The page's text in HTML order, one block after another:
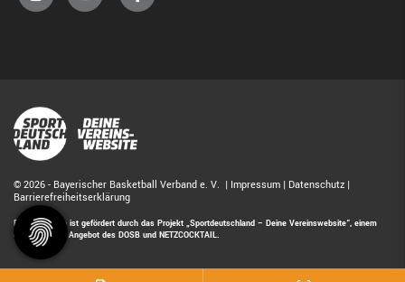
© 2026 - Bayerischer Basketball Verband e. V. | Impressum | Datenschutz |
Barrierefreiheitserklärung
Diese Website ist gefördert durch das Projekt „Sportdeutschland – Deine Vereinswebsite”, einem
gemeinsamen Angebot des DOSB und NETZCOCKTAIL.